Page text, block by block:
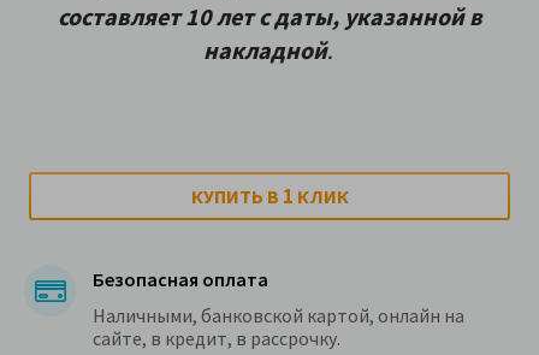
составляет 10 лет с даты, указанной в
накладной.
КУПИТЬ В 1 КЛИК
Безопасная оплата
Наличными, банковской картой, онлайн на
сайте, в кредит, в рассрочку.